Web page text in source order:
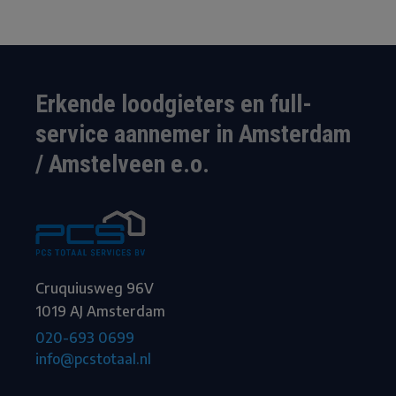
Erkende loodgieters en full-
service aannemer in Amsterdam
/ Amstelveen e.o.
Cruquiusweg 96V
1019 AJ Amsterdam
020-693 0699
info@pcstotaal.nl